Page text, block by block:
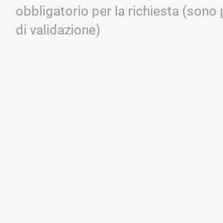
obbligatorio per la richiesta (sono
di validazione)